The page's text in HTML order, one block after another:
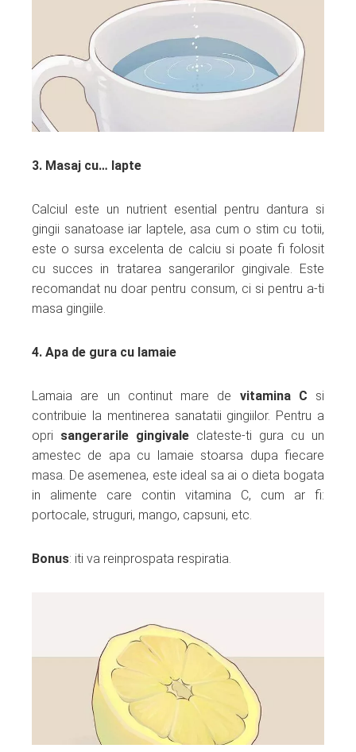
3. Masaj cu… lapte
Calciul este un nutrient esential pentru dantura si
gingii sanatoase iar laptele, asa cum o stim cu totii,
este o sursa excelenta de calciu si poate fi folosit
cu succes in tratarea sangerarilor gingivale. Este
recomandat nu doar pentru consum, ci si pentru a-ti
masa gingiile.
4. Apa de gura cu lamaie
Lamaia are un continut mare de vitamina C si
contribuie la mentinerea sanatatii gingiilor. Pentru a
opri sangerarile gingivale clateste-ti gura cu un
amestec de apa cu lamaie stoarsa dupa fiecare
masa. De asemenea, este ideal sa ai o dieta bogata
in alimente care contin vitamina C, cum ar fi:
portocale, struguri, mango, capsuni, etc.
Bonus: iti va reinprospata respiratia.